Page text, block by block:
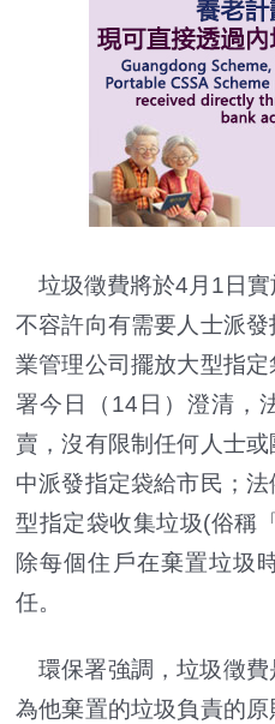
垃圾徵費將於4月1日
不容許向有需要人士派
業管理公司擺放大型指
署今日（14日）澄清，
賣，沒有限制任何人士
中派發指定袋給市民；
型指定袋收集垃圾(俗稱
除每個住戶在棄置垃圾
任。
環保署強調，垃圾徵
為他棄置的垃圾負責的